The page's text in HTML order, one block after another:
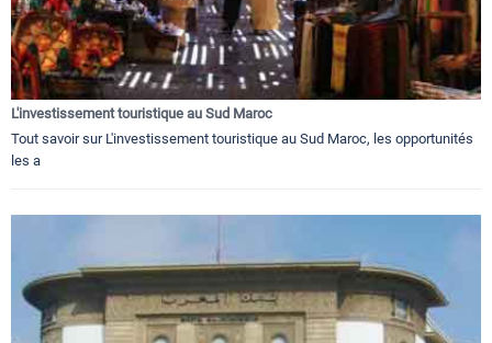
L'investissement touristique au Sud Maroc
Tout savoir sur L'investissement touristique au Sud Maroc, les opportunités
les a